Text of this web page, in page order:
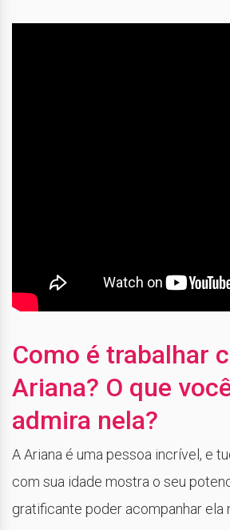
Como é trabalhar
Ariana? O que
admira nela?
A Ariana é uma pessoa incrível, e
com sua idade mostra o seu
gratificante poder acompanhar ela